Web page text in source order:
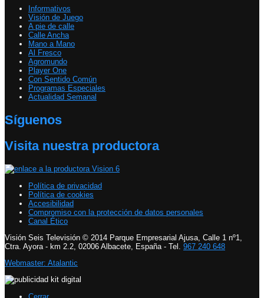
Informativos
Visión de Juego
A pie de calle
Calle Ancha
Mano a Mano
Al Fresco
Agromundo
Player One
Con Sentido Común
Programas Especiales
Actualidad Semanal
Síguenos
Visita nuestra productora
Política de privacidad
Política de cookies
Accesibilidad
Compromiso con la protección de datos personales
Canal Ético
Visión Seis Televisión © 2014 Parque Empresarial Ajusa, Calle 1 nº1,
Ctra. Ayora - km 2.2, 02006 Albacete, España - Tel. 967 240 648
Webmaster: Atalantic